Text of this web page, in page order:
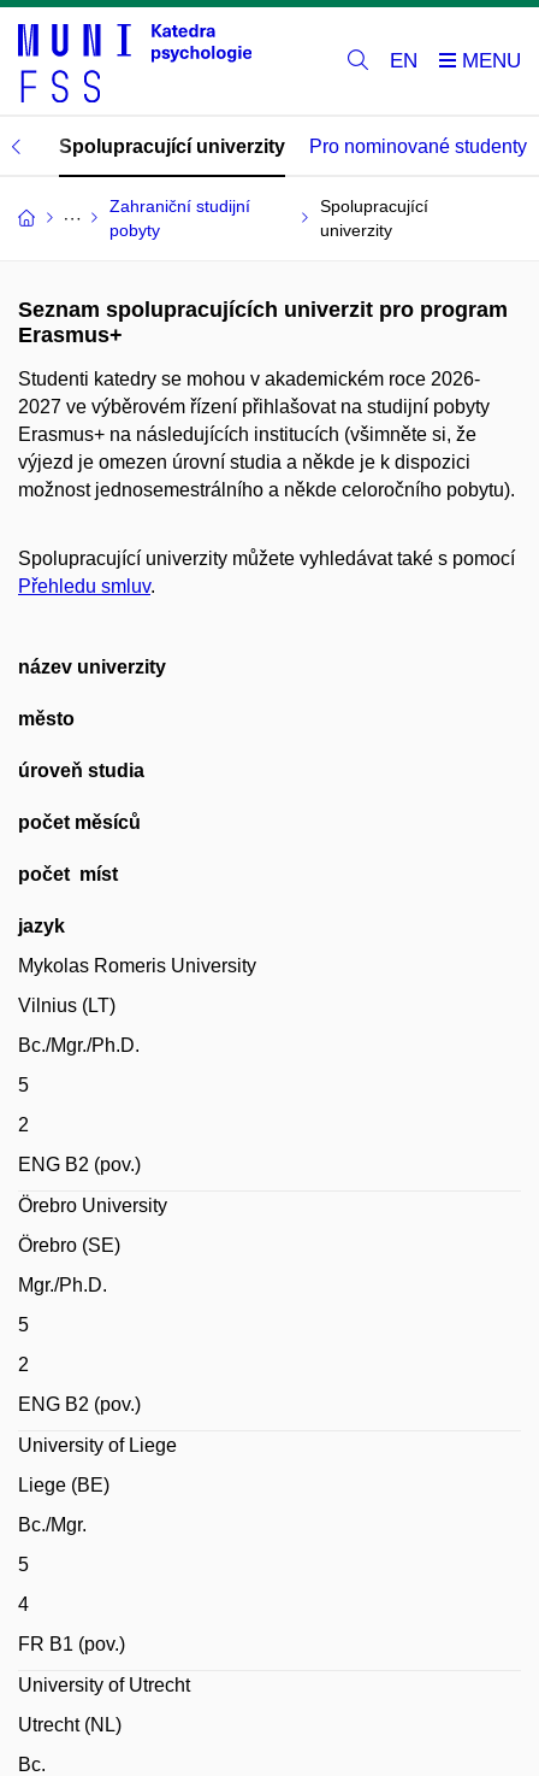
EN
Spolupracující univerzity Pro nominované studenty
Zahraniční studijní
pobyty
Spolupracující
univerzity
Seznam spolupracujících univerzit pro program
Erasmus+
Studenti katedry se mohou v akademickém roce 2026-
2027 ve výběrovém řízení přihlašovat na studijní pobyty
Erasmus+ na následujících institucích (všimněte si, že
výjezd je omezen úrovní studia a někde je k dispozici
možnost jednosemestrálního a někde celoročního pobytu).
Spolupracující univerzity můžete vyhledávat také s pomocí
Přehledu smluv.
název univerzity
město
úroveň studia
počet měsíců
počet míst
jazyk
Mykolas Romeris University
Vilnius (LT)
Bc./Mgr./Ph.D.
5
2
ENG B2 (pov.)
Örebro University
Örebro (SE)
Mgr./Ph.D.
5
2
ENG B2 (pov.)
University of Liege
Liege (BE)
Bc./Mgr.
5
4
FR B1 (pov.)
University of Utrecht
Utrecht (NL)
Bc.